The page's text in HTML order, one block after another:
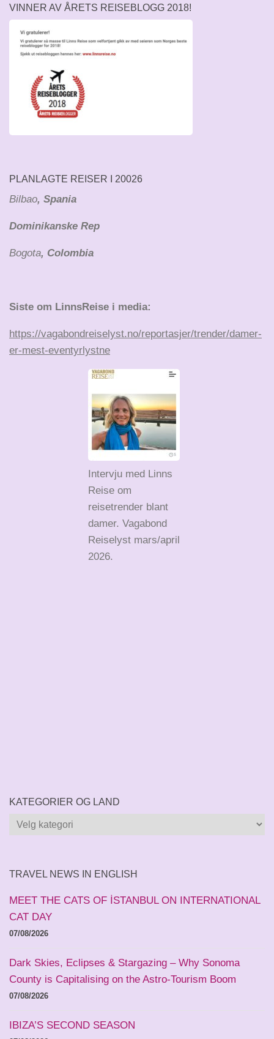
VINNER AV ÅRETS REISEBLOGG 2018!
PLANLAGTE REISER I 20026
Bilbao, Spania
Dominikanske Rep
Bogota, Colombia
Siste om LinnsReise i media:
https://vagabondreiselyst.no/reportasjer/trender/damer-
er-mest-eventyrlystne
Intervju med Linns
Reise om
reisetrender blant
damer. Vagabond
Reiselyst mars/april
2026.
KATEGORIER OG LAND
Kategorier
TRAVEL NEWS IN ENGLISH
MEET THE CATS OF İSTANBUL ON INTERNATIONAL
CAT DAY
07/08/2026
Dark Skies, Eclipses & Stargazing – Why Sonoma
County is Capitalising on the Astro-Tourism Boom
07/08/2026
IBIZA’S SECOND SEASON